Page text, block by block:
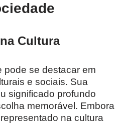
Cultura
pode se destacar em
e sociais. Sua
significado profundo
memorável. Embora
na cultura